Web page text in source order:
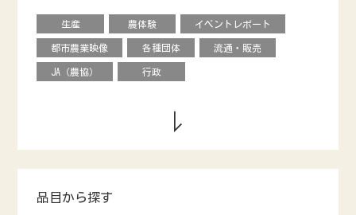
生産 農体験 イベントレポート
都市農業映像 各種団体 流通・販売
JA（農協） 行政
品目から探す